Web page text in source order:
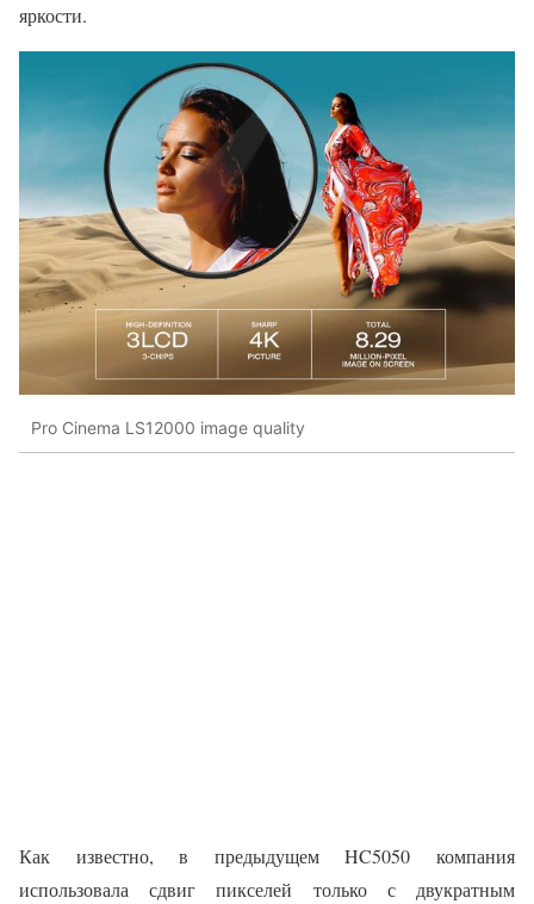
яркости.
Pro Cinema LS12000 image quality
Как известно, в предыдущем HC5050 компания
использовала сдвиг пикселей только с двукратным